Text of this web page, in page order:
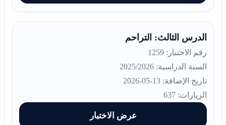
الدرس الثالث: التراحم
رقم الاختبار: 1259
السنة الدراسية: 2025/2026
تاريخ الإضافة: 13-05-2026
الزيارات: 637
عرض الاختبار